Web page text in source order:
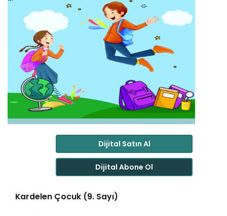
Dijital Satın Al
Dijital Abone Ol
Kardelen Çocuk (9. Sayı)